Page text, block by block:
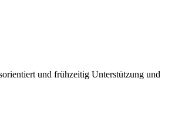
und frühzeitig Unterstützung und